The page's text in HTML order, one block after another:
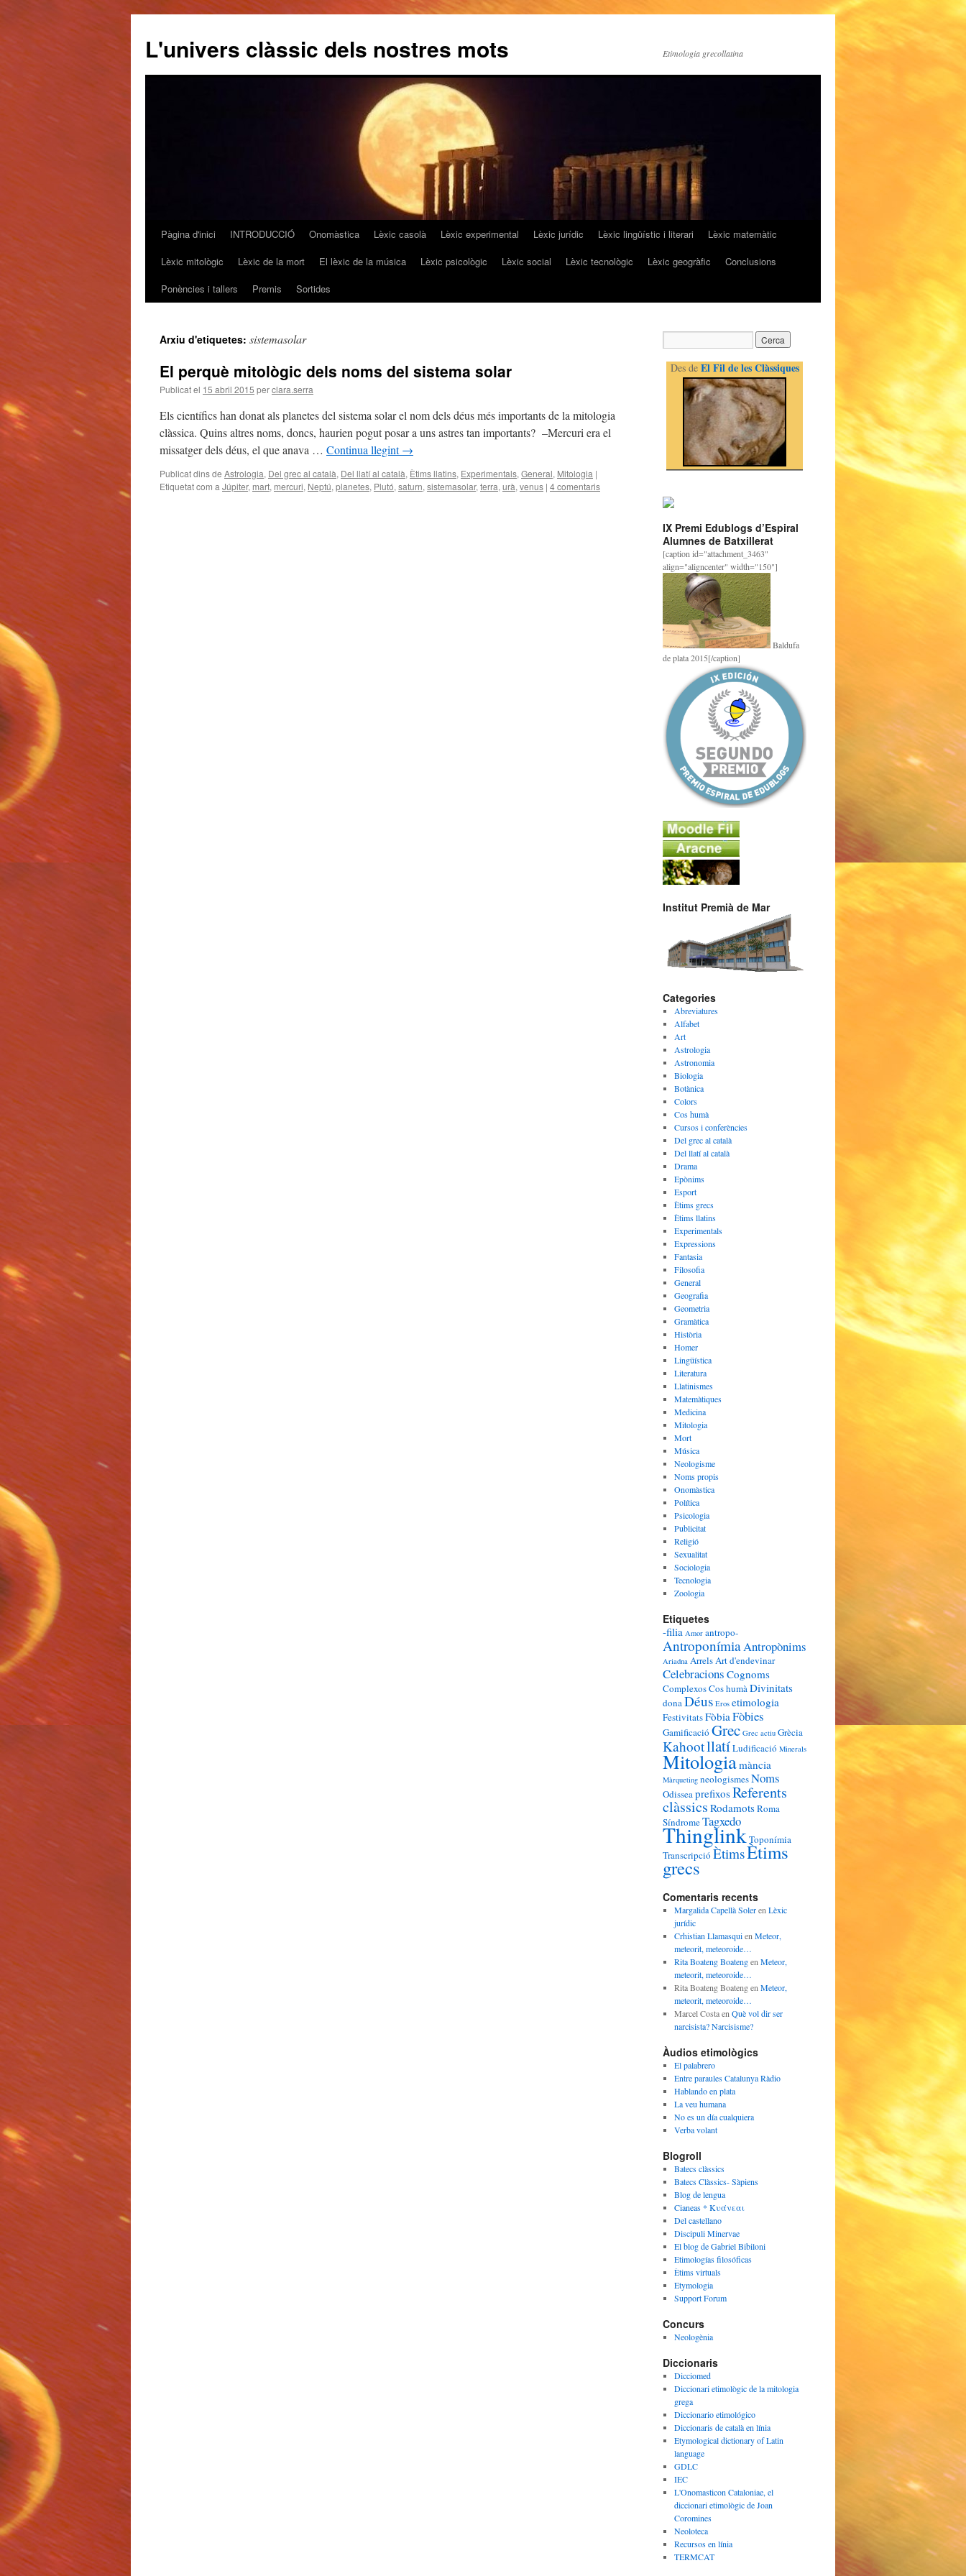
L'univers clàssic dels nostres mots Etimologia grecollatina
Vés
contingut
Pàgina d'inici INTRODUCCIÓ Onomàstica Lèxic casolà Lèxic experimental Lèxic jurídic Lèxic lingüístic i literari
Lèxic matemàtic
Lèxic mitològic
Lèxic de la mort El lèxic de la música Lèxic psicològic Lèxic social Lèxic tecnològic Lèxic geogràfic
Conclusions
Ponències i tallers
Premis Sortides
Arxiu d'etiquetes: sistemasolar
El perquè mitològic dels noms del sistema solar
Publicat el 15 abril 2015 perclara.serra
Els científics han donat als planetes del sistema solar el nom dels déus més importants de la mitologia
clàssica. Quins altres noms, doncs, haurien pogut posar a uns astres tan importants? –Mercuri era el
missatger dels déus, el que anava … Continua llegint→
Publicat dins de Astrologia, Del grec al català, Del llatí al català, Ètims llatins, Experimentals, General, Mitologia |
Etiquetat com a Júpiter, mart, mercuri, Neptú, planetes, Plutó, saturn, sistemasolar, terra, urà, venus | 4 comentaris
Des de El Fil de les Clàssiques
IX Premi Edublogs d’Espiral
Alumnes de Batxillerat
[caption id="attachment_3463"
align="aligncenter" width="150"]
Baldufa
de plata 2015[/caption]
Institut Premià de Mar
Categories
Abreviatures
Alfabet
Art
Astrologia
Astronomia
Biologia
Botànica
Colors
Cos humà
Cursos i conferències
Del grec al català
Del llatí al català
Drama
Epònims
Esport
Ètims grecs
Ètims llatins
Experimentals
Expressions
Fantasia
Filosofia
General
Geografia
Geometria
Gramàtica
Història
Homer
Lingüística
Literatura
Llatinismes
Matemàtiques
Medicina
Mitologia
Mort
Música
Neologisme
Noms propis
Onomàstica
Política
Psicologia
Publicitat
Religió
Sexualitat
Sociologia
Tecnologia
Zoologia
Etiquetes
-filia Amor antropo-
AntroponímiaAntropònims
Ariadna Arrels Art d'endevinar
Celebracions Cognoms
ComplexosCos humà Divinitats
dona Déus Eros etimologia
FestivitatsFòbia Fòbies
Gamificació Grec Grec actiu Grècia
KahootllatíLudificació Minerals
Mitologiamància
Màrqueting neologismesNoms
Odissea prefixosReferents
clàssics RodamotsRoma
SíndromeTagxedo
Thinglink Toponímia
Transcripció ÈtimsÈtims
grecs
Comentaris recents
Margalida Capellà Soleren Lèxic
jurídic
Crhistian Llamasquien Meteor,
meteorit, meteoroide…
Rita Boateng Boatengen Meteor,
meteorit, meteoroide…
Rita Boateng Boatengen Meteor,
meteorit, meteoroide…
Marcel Costaen Què vol dir ser
narcisista? Narcisisme?
Àudios etimològics
El palabrero
Entre paraules Catalunya Ràdio
Hablando en plata
La veu humana
No es un día cualquiera
Verba volant
Blogroll
Batecs clàssics
Batecs Clàssics- Sàpiens
Blog de lengua
Cianeas * Κυάνεαι
Del castellano
Discipuli Minervae
El blog de Gabriel Bibiloni
Etimologías filosóficas
Ètims virtuals
Etymologia
Support Forum
Concurs
Neologènia
Diccionaris
Dicciomed
Diccionari etimològic de la mitologia
grega
Diccionario etimológico
Diccionaris de català en línia
Etymological dictionary of Latin
language
GDLC
IEC
L'Onomasticon Cataloniae, el
diccionari etimològic de Joan
Coromines
Neoloteca
Recursos en línia
TERMCAT